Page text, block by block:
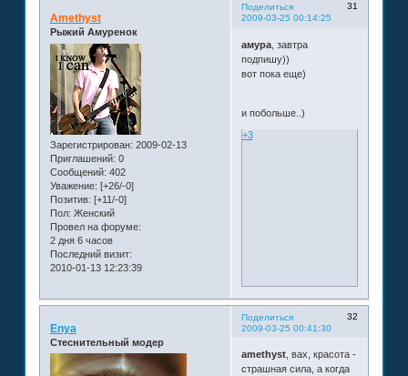
Поделиться
31
2009-03-25 00:14:25
Amethyst
Рыжий Амуренок
Зарегистрирован: 2009-02-13
Приглашений: 0
Сообщений: 402
Уважение: [+26/-0]
Позитив: [+11/-0]
Пол: Женский
Провел на форуме:
2 дня 6 часов
Последний визит:
2010-01-13 12:23:39
амура, завтра
подпишу))
вот пока еще)
и побольше..)
+3
Поделиться
32
2009-03-25 00:41:30
Enya
Стеснительный модер
amethyst, вах, красота -
страшная сила, а когда